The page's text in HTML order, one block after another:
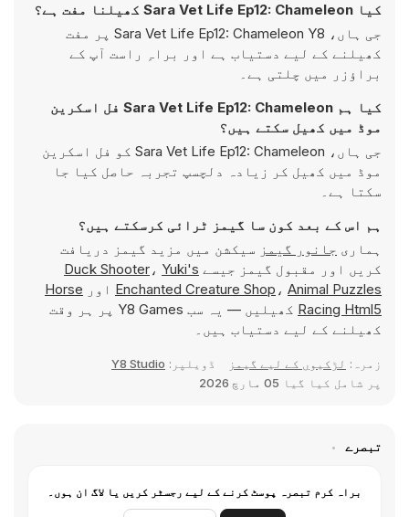
کیا Sara Vet Life Ep12: Chameleon کھیلنا مفت ہے؟
جی ہاں، Sara Vet Life Ep12: Chameleon Y8 پر مفت
کھیلنے کے لیے دستیاب ہے اور براہِ راست آپ کے
براؤزر میں چلتی ہے۔
کیا ہم Sara Vet Life Ep12: Chameleon فل اسکرین
موڈ میں کھیل سکتے ہیں؟
جی ہاں، Sara Vet Life Ep12: Chameleon کو فل اسکرین
موڈ میں کھیل کر زیادہ دلچسپ تجربہ حاصل کیا جا
سکتا ہے۔
ہم اس کے بعد کون سا گیمز ٹرائی کرسکتے ہیں؟
ہماری جانور گیمز سیکشن میں مزید گیمز دریافت
کریں اور مقبول گیمز جیسے
Duck Shooter، Yuki's
Enchanted Creature Shop ، Animal Puzzles اور Horse
Racing Html5
کھیلیں — یہ سب Y8 Games پر ہر وقت
کھیلنے کے لیے دستیاب ہیں۔
زمرہ: لڑکیوں کے لیے گیمز ڈویلپر: Y8 Studio
پر شامل کیا گیا 05 مارچ 2026
تبصرے
براہ کرم تبصرہ پوسٹ کرنے کے لیے رجسٹر کریں یا لاگ ان ہوں۔